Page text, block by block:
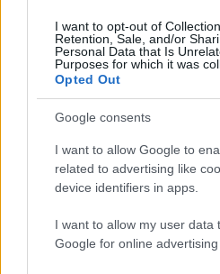
I want to opt-out of
Retention, Sale, and/or
Personal Data that Is
Purposes for which it was
Opted Out
Google consents
I want to allow Google to
related to advertising like
device identifiers in apps.
I want to allow my user data
Google for online advertising
FORMA-1
döntött a
között
FORMA-1
rendezték